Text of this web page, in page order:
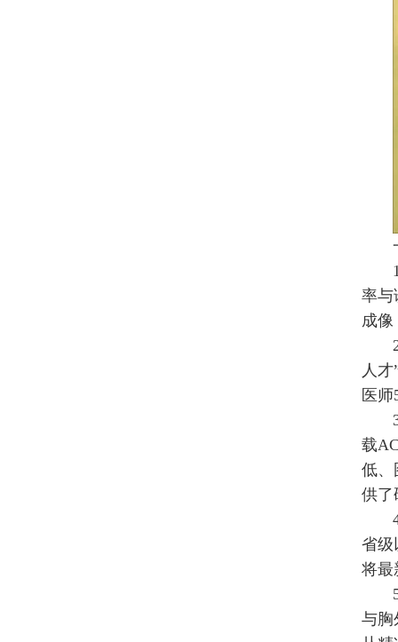
率与
成像
人
医
载
低、
供了
省级
将最
与胸